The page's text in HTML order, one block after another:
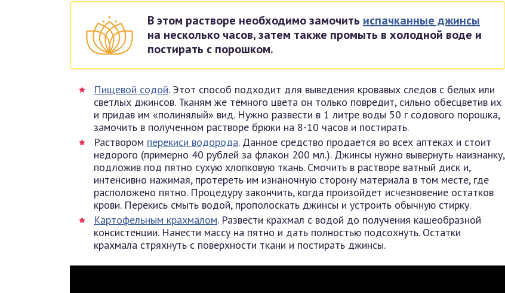
В этом растворе необходимо замочить испачканные джинсы
на несколько часов, затем также промыть в холодной воде и
постирать с порошком.
Пищевой содой. Этот способ подходит для выведения кровавых следов с белых или
светлых джинсов. Тканям же тёмного цвета он только повредит, сильно обесцветив их
и придав им «полинялый» вид. Нужно развести в 1 литре воды 50 г содового порошка,
замочить в полученном растворе брюки на 8-10 часов и постирать.
Раствором перекиси водорода. Данное средство продается во всех аптеках и стоит
недорого (примерно 40 рублей за флакон 200 мл.). Джинсы нужно вывернуть наизнанку,
подложив под пятно сухую хлопковую ткань. Смочить в растворе ватный диск и,
интенсивно нажимая, протереть им изнаночную сторону материала в том месте, где
расположено пятно. Процедуру закончить, когда произойдет исчезновение остатков
крови. Перекись смыть водой, прополоскать джинсы и устроить обычную стирку.
Картофельным крахмалом. Развести крахмал с водой до получения кашеобразной
консистенции. Нанести массу на пятно и дать полностью подсохнуть. Остатки
крахмала стряхнуть с поверхности ткани и постирать джинсы.